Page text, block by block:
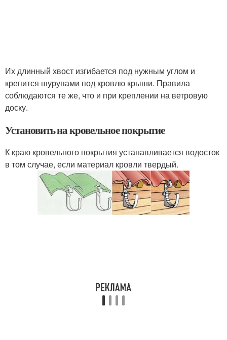
Их длинный хвост изгибается под нужным углом и
крепится шурупами под кровлю крыши. Правила
соблюдаются те же, что и при креплении на ветровую
доску.
Установить на кровельное покрытие
К краю кровельного покрытия устанавливается водосток
в том случае, если материал кровли твердый.